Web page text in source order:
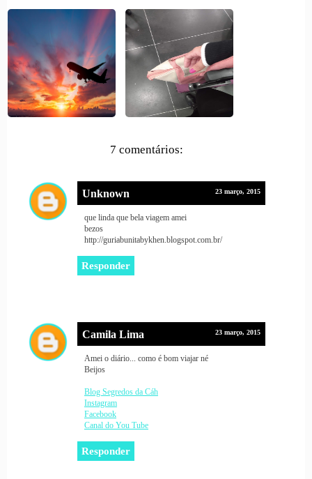
7 comentários:
Unknown 23 março, 2015
que linda que bela viagem amei
bezos
http://guriabunitabykhen.blogspot.com.br/
Responder
Camila Lima 23 março, 2015
Amei o diário... como é bom viajar né
Beijos
Blog Segredos da Cáh
Instagram
Facebook
Canal do You Tube
Responder